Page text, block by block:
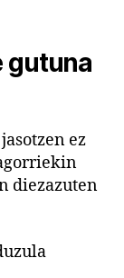
gutuna
ez
diezazuten